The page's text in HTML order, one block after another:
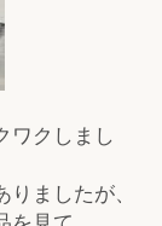
ワクしまし
ましたが、